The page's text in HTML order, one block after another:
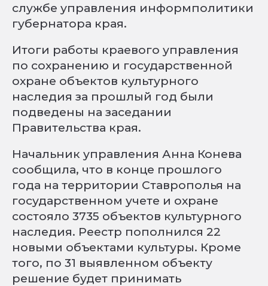
службе управления информполитики
губернатора края.
Итоги работы краевого управления
по сохранению и государственной
охране объектов культурного
наследия за прошлый год были
подведены на заседании
Правительства края.
Начальник управления Анна Конева
сообщила, что в конце прошлого
года на территории Ставрополья на
государственном учете и охране
состояло 3735 объектов культурного
наследия. Реестр пополнился 22
новыми объектами культуры. Кроме
того, по 31 выявленном объекту
решение будет принимать